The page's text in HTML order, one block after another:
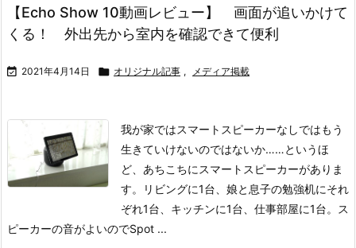
【Echo Show 10動画レビュー】 画面が追いかけて
くる！ 外出先から室内を確認できて便利
 2021年4月14日  オリジナル記事 , メディア掲載
我が家ではスマートスピーカーなしではもう
生きていけないのではないか……というほ
ど、あちこちにスマートスピーカーがありま
す。リビングに1台、娘と息子の勉強机にそれ
ぞれ1台、キッチンに1台、仕事部屋に1台。ス
ピーカーの音がよいのでSpot ...